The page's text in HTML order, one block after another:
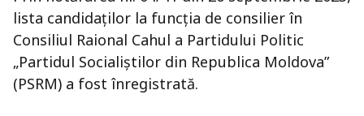
lista candidaților la funcția de consilier în
Consiliul Raional Cahul a Partidului Politic
„Partidul Socialiștilor din Republica Moldova”
(PSRM) a fost înregistrată.